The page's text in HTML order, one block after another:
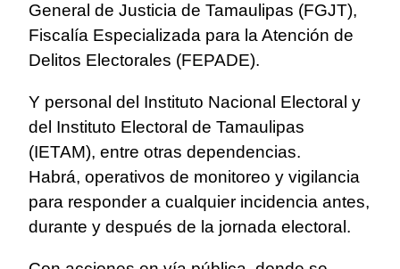
General de Justicia de Tamaulipas (FGJT),
Fiscalía Especializada para la Atención de
Delitos Electorales (FEPADE).
Y personal del Instituto Nacional Electoral y
del Instituto Electoral de Tamaulipas
(IETAM), entre otras dependencias.
Habrá, operativos de monitoreo y vigilancia
para responder a cualquier incidencia antes,
durante y después de la jornada electoral.